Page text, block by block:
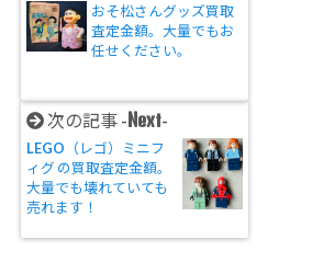
おそ松さんグッズ買取
査定金額。大量でもお
任せください。
次の記事 -Next-
LEGO（レゴ）ミニフ
ィグ の買取査定金額。
大量でも壊れていても
売れます！